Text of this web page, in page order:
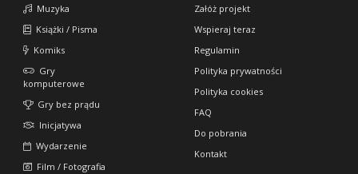
Muzyka
Książki / Pisma
Komiks
Gry
komputerowe
Gry bez prądu
Inicjatywa
Wydarzenie
Film / Fotografia
Załóż projekt
Wspieraj teraz
Regulamin
Polityka prywatności
Polityka cookies
FAQ
Do pobrania
Kontakt